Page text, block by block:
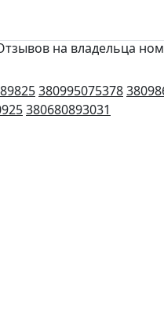
на владельца
380995075378
380680893031